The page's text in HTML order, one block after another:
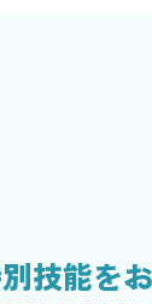
技能を